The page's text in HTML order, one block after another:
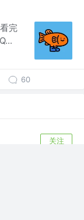
完
60
关注